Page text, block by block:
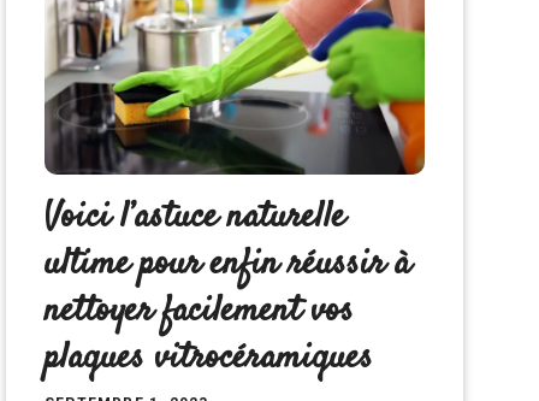
Voici l’astuce naturelle
ultime pour enfin réussir à
nettoyer facilement vos
plaques vitrocéramiques